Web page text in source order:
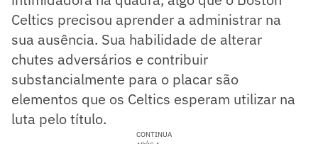
Celtics precisou aprender a administrar na
sua ausência. Sua habilidade de alterar
chutes adversários e contribuir
substancialmente para o placar são
elementos que os Celtics esperam utilizar na
luta pelo título.
CONTINUA